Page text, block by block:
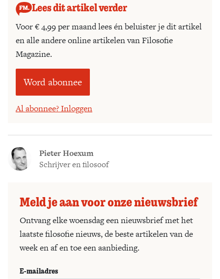
Lees dit artikel verder
Voor € 4,99 per maand lees én beluister je dit artikel
en alle andere online artikelen van Filosofie
Magazine.
Word abonnee
Al abonnee? Inloggen
Pieter Hoexum
Schrijver en filosoof
Meld je aan voor onze nieuwsbrief
Ontvang elke woensdag een nieuwsbrief met het
laatste filosofie nieuws, de beste artikelen van de
week en af en toe een aanbieding.
E-mailadres